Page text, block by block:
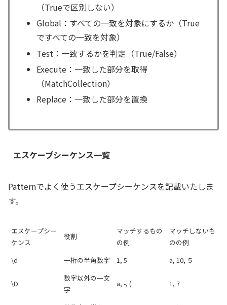
（Trueで区別しない）
Global：すべての一致を対象にするか（True
ですべての一致を対象）
Test：一致するかを判定（True/False）
Execute：一致した部分を取得
（MatchCollection）
Replace：一致した部分を置換
エスケープシーケンス一覧
Patternでよく使うエスケープシーケンスを記載いたしま
す。
エスケープシー
ケンス
役割
マッチするもの
の例
マッチしないも
のの例
\d
一桁の半角数字 1, 5 a, 10, ５
\D
数字以外の一文
字
a, -, ( 1, 7